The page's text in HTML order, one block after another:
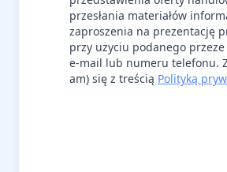
przesłania materiałów
zaproszenia na prezentację
przy użyciu podanego
e-mail lub numeru telefonu.
am) się z treścią Polityką